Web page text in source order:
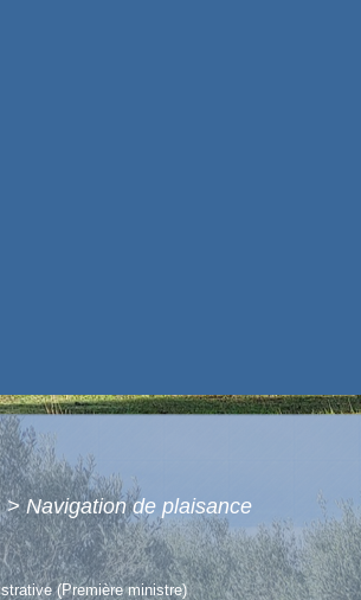
> Navigation de plaisance
(Première ministre)